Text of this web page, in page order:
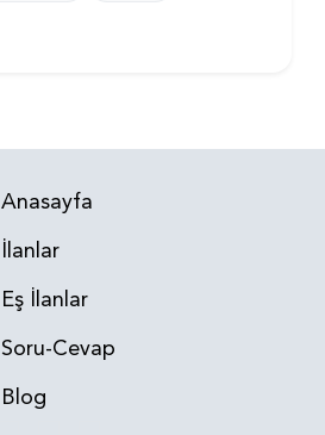
Anasayfa
İlanlar
Eş İlanlar
Soru-Cevap
Blog